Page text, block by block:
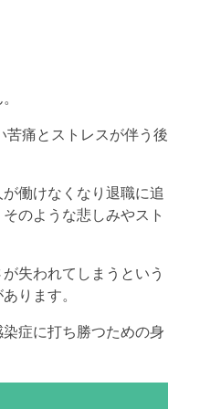
痛とストレスが伴う後
働けなくなり退職に追
のような悲しみやスト
失われてしまうという
ります。
症に打ち勝つための身